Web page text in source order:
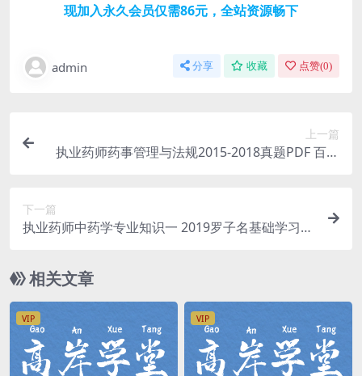
现加入永久会员仅需86元，全站资源畅下
admin 分享 收藏 点赞(0)
上一篇
执业药师药事管理与法规2015-2018真题PDF 百度
下一篇
执业药师中药学专业知识一 2019罗子名基础学习班
相关文章
VIP VIP